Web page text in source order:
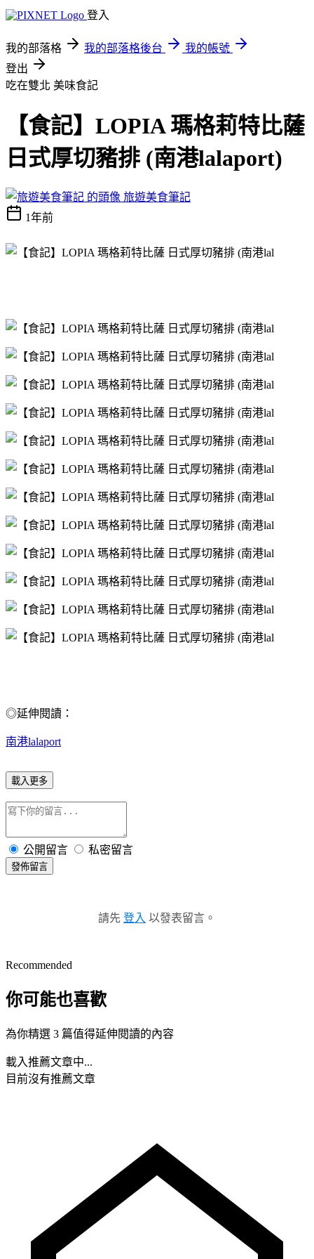
登入
我的部落格 我的部落格後台
我的帳號
登出
吃在雙北 美味食記
【食記】LOPIA 瑪格莉特比薩
日式厚切豬排 (南港lalaport)
旅遊美食筆記
1年前
◎延伸閱讀：
南港lalaport
載入更多
公開留言 私密留言
發佈留言
請先 登入 以發表留言。
Recommended
你可能也喜歡
為你精選 3 篇值得延伸閱讀的內容
載入推薦文章中...
目前沒有推薦文章